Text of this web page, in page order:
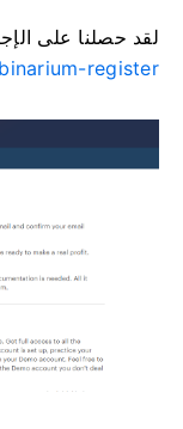
لقد حصلنا على
register